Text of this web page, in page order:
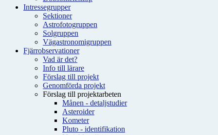
Intressegrupper
Sektioner
Astrofotogruppen
Solgruppen
Vägastronomigruppen
Fjärrobservationer
Vad är det?
Info till lärare
Förslag till projekt
Genomförda projekt
Förslag till projektarbeten
Månen - detaljstudier
Asteroider
Kometer
Pluto - identifikation